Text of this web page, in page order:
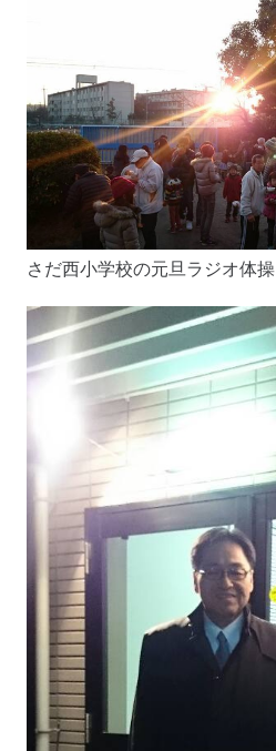
さだ西小学校の元旦ラジオ体操